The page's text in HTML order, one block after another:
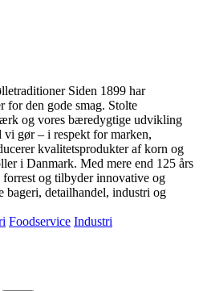
Siden 1899 har
for den gode smag. Stolte
og vores bæredygtige udvikling
gør – i respekt for marken,
kvalitetsprodukter af korn og
i Danmark. Med mere end 125 års
og tilbyder innovative og
bageri, detailhandel, industri og
Foodservice Industri